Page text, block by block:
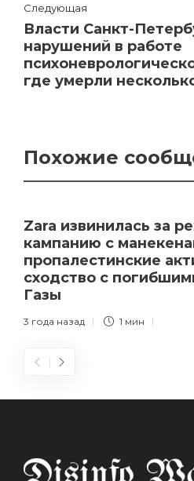
Следующая
Власти Санкт-
нарушений в работе
где умерли
Похожие
Zara извинилась за
кампанию с
пропалестинские
сходство с
Газы
3 года назад 1 мин